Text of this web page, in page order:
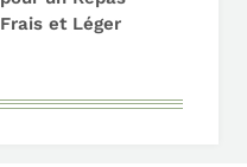
Frais et Léger